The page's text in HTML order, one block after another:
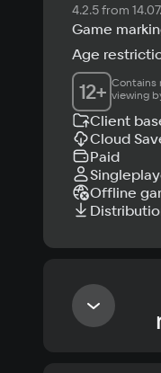
4.2.5 from
Game
Age
12+ Contains
viewing
Client
Cloud
Paid
Offline